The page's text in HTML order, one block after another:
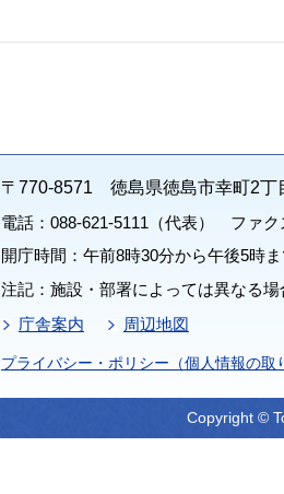
〒770-8571 徳島県徳島市幸町2丁
電話：088-621-5111（代表） ファク
開庁時間：午前8時30分から午後5時
注記：施設・部署によっては異なる
庁舎案内
周辺地図
プライバシー・ポリシー（個人情報の取
Copyright ©